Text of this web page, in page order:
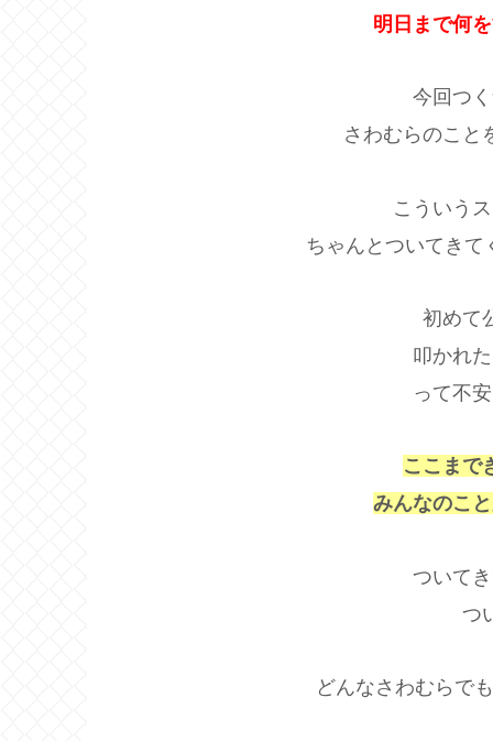
明日まで何
今回つ
さわむらのこと
こういう
ちゃんとついてきて
初めて
叩かれ
って不
ここまで
みんなのこ
ついて
つ
どんなさわむらで